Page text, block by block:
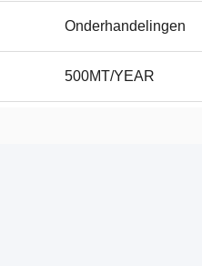
Onderhandelingen
500MT/YEAR